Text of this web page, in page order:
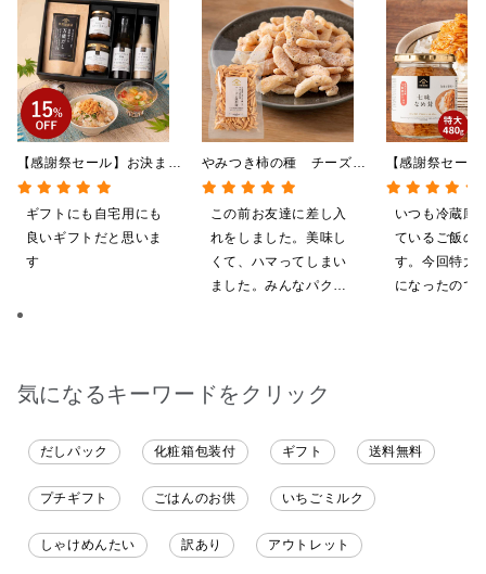
【感謝祭セール】お決まり
ギフト★大人のしゃけしゃ
けめんたい入り【送料込/
沖縄県送料別途】【化粧箱
包装付】
ギフトにも自宅用にも
良いギフトだと思いま
す
やみつき柿の種 チーズと
黒胡椒 85g
この前お友達に差し入
れをしました。美味し
くて、ハマってしまい
ました。みんなパクパ
【感謝祭セー
茸 480g（特
屋礒五郎の七
り）
いつも冷蔵庫
ているご飯の
す。今回特大
になったので
気になるキーワードをクリック
だしパック 化粧箱包装付 ギフト 送料無料
プチギフト ごはんのお供 いちごミルク
しゃけめんたい 訳あり アウトレット